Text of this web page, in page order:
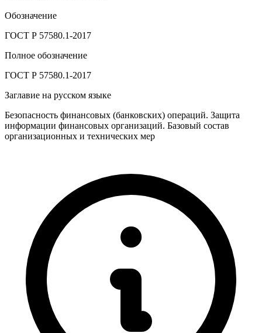
Обозначение
ГОСТ Р 57580.1-2017
Полное обозначение
ГОСТ Р 57580.1-2017
Заглавие на русском языке
Безопасность финансовых (банковских) операций. Защита
информации финансовых организаций. Базовый состав
организационных и технических мер